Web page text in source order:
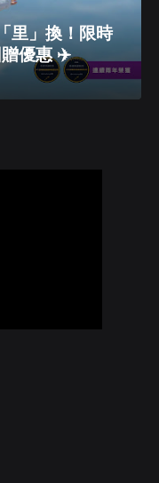
里」換！限時
優惠 ✈️